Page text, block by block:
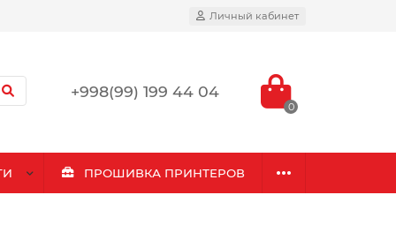
Личный кабинет
+998(99) 199 44 04
0
ПРОШИВКА ПРИНТЕРОВ